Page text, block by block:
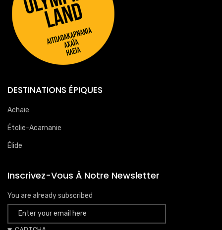
DESTINATIONS ÉPIQUES
Achaïe
Étolie-Acarnanie
Élide
Inscrivez-Vous À Notre Newsletter
You are already subscribed